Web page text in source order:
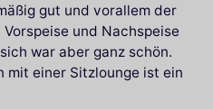
gut und vorallem der
und Nachspeise
war aber ganz schön.
mit einer Sitzlounge ist ein